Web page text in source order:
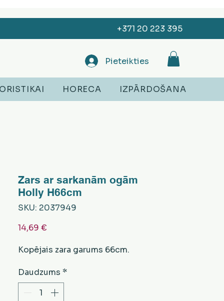
+371 20 223 395
Pieteikties
HORECA IZPĀRDOŠANA
Zars ar sarkanām ogām
Holly H66cm
SKU: 2037949
14,69 €
Kopējais zara garums 66cm.
Daudzums *